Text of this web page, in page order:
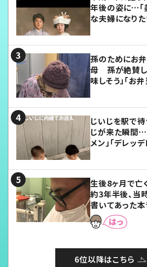
年後の姿に…「
な夫婦になりた
孫のためにお
母 孫が絶賛し
味しそう」「お
じいじを駅で
じが来た瞬間…
メン」「デレッ
生後8ヶ月で亡
約3年半後、当
書いてあった
6位以降はこちら